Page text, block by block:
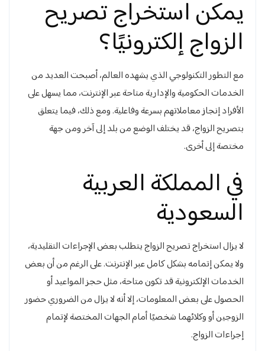
يمكن استخراج تصريح
الزواج إلكترونيًا؟
مع التطور التكنولوجي الذي يشهده العالم، أصبحت العديد من
الخدمات الحكومية والإدارية متاحة عبر الإنترنت، مما يسهل على
الأفراد إنجاز معاملاتهم بسرعة وفاعلية. ومع ذلك، فيما يتعلق
بتصريح الزواج، قد يختلف الوضع من بلد إلى آخر ومن جهة
مختصة إلى أخرى.
في المملكة العربية
السعودية
لا يزال استخراج تصريح الزواج يتطلب بعض الإجراءات التقليدية،
ولا يمكن إتمامه بشكل كامل عبر الإنترنت. على الرغم من أن بعض
الخدمات الإلكترونية قد تكون متاحة، مثل حجز المواعيد أو
الحصول على بعض المعلومات، إلا أنه لا يزال من الضروري حضور
الزوجين أو وكلائهما شخصيًا أمام الجهات المختصة لإتمام
إجراءات الزواج.